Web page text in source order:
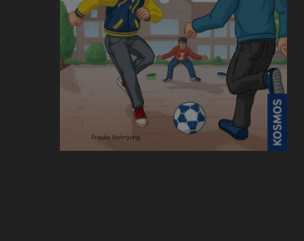
RATGEBER
BILDBÄNDE
GESCHICHTE
PHILOSOPHIE & RELIGION
PHILOSOPHIE & RELIGION
KOSMOS GECKO RUN